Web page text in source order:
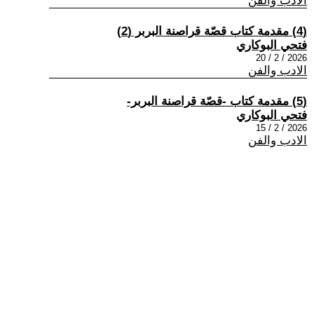
(4) مقدمة كتاب قصّة قراصنة البربر (2)
فتحي البوكاري
2026 / 2 / 20
الادب والفن
(5) مقدمة كتاب -قصّة قراصنة البربر-
فتحي البوكاري
2026 / 2 / 15
الادب والفن